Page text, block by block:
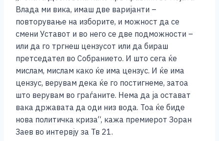
c
e
b
o
o
k
ss
e
n
g
er
tt
er
at
s
A
p
p
er ai
l
p
y
Li
n
k
ar
Влада ми вика, имаш две варијанти –
повторување на изборите, и можност да се
смени Уставот и во него се две подможности –
или да го тргнеш цензусот или да бираш
претседател во Собранието. И што сега ќе
мислам, мислам како ќе има цензус. И ќе има
цензус, верувам дека ќе го постигнеме, затоа
што верувам во граѓаните. Нема да ја остават
вака државата да оди низ вода. Тоа ќе биде
нова политичка криза“, кажа премиерот Зоран
Заев во интервју за Тв 21.